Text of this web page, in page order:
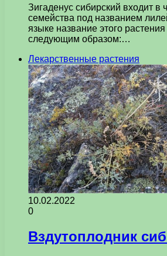
Зигаденус сибирский входит в
семейства под названием
языке название этого растения
следующим образом:…
Лекарственные растения
10.02.2022
0
Вздутоплодник